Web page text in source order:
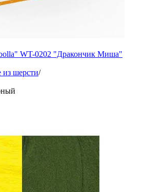
WT-0202 "Дракончик Миша"
из шерсти/